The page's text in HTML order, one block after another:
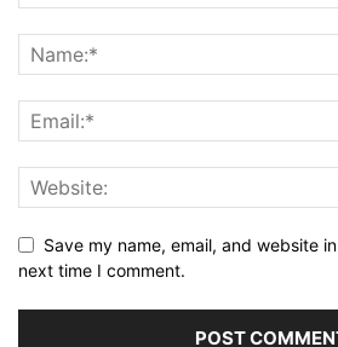
Save my name, email, and website
next time I comment.